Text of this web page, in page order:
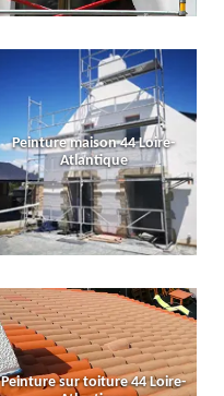
Peinture maison 44 Loire-
Atlantique
Peinture sur toiture 44 Loire-